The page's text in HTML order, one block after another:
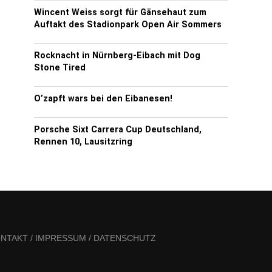
Wincent Weiss sorgt für Gänsehaut zum
Auftakt des Stadionpark Open Air Sommers
Rocknacht in Nürnberg-Eibach mit Dog
Stone Tired
O’zapft wars bei den Eibanesen!
Porsche Sixt Carrera Cup Deutschland,
Rennen 10, Lausitzring
/ IMPRESSUM / DATENSCHUTZ